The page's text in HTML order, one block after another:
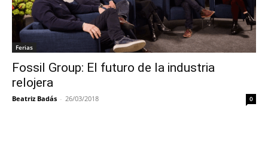
Ferias
Fossil Group: El futuro de la industria
relojera
Beatriz Badás - 26/03/2018 0